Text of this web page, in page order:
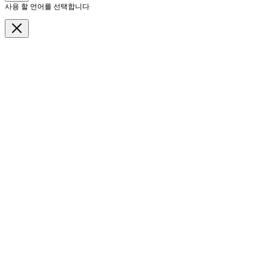
사용 할 언어를 선택합니다